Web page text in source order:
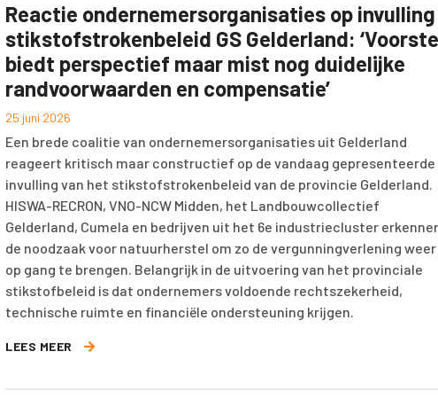
Reactie ondernemersorganisaties op invulling
stikstofstrokenbeleid GS Gelderland:
biedt perspectief maar mist nog duidelijke
randvoorwaarden en compensatie’
25 juni 2026
Een brede coalitie van ondernemersorganisaties uit Gelderland
reageert kritisch maar constructief op de vandaag gepresenteerde
invulling van het stikstofstrokenbeleid van de provincie Gelderland.
HISWA-RECRON, VNO-NCW Midden, het Landbouwcollectief
Gelderland, Cumela en bedrijven uit het 6e industriecluster
de noodzaak voor natuurherstel om zo de vergunningverlening weer
op gang te brengen. Belangrijk in de uitvoering van het provinciale
stikstofbeleid is dat ondernemers voldoende rechtszekerheid,
technische ruimte en financiële ondersteuning krijgen.
LEES MEER